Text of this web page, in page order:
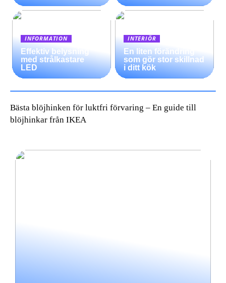
INFORMATION
Effektiv belysning
med strålkastare
LED
INTERIÖR
En liten förändring
som gör stor skillnad
i ditt kök
Bästa blöjhinken för luktfri förvaring – En guide till
blöjhinkar från IKEA